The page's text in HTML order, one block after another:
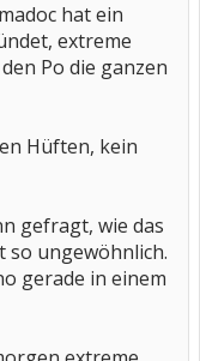
hat ein
extreme
Po die ganzen
Hüften, kein
gefragt, wie das
so ungewöhnlich.
gerade in einem